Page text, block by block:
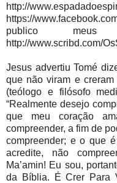
http://
https://
publico
http://www.scribd.com/
Jesus advertiu Tomé
que não viram e
(teólogo e filósofo
“Realmente desejo
que meu coração
compreender, a fim de
compreender; e o que
acredite, não
Ma’amin! Eu sou,
da Bíblia. É Crer Para